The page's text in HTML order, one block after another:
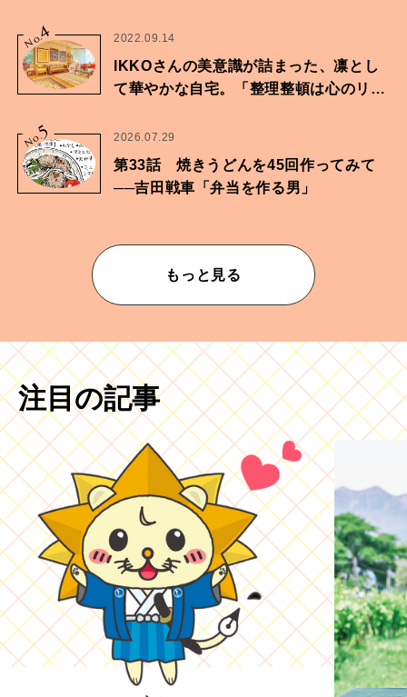
No.
4 2022.09.14
IKKOさんの美意識が詰まった、凛とし
て華やかな自宅。「整理整頓は心のリズ
No.
5 2026.07.29
第33話 焼きうどんを45回作ってみて
──吉田戦車「弁当を作る男」
もっと見る
注目の記事